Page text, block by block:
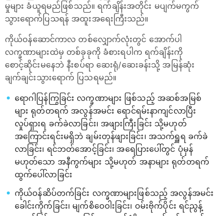
မှုများ ခံယူရမည်ဖြစ်သည်။ ရက်ချိန်းအတိုင်း မပျက်မကွက်
သွားရောက်ပြသရန် အထူးအရေးကြီးသည်။
ကိုယ်ဝန်ဆောင်ကာလ တစ်လျှောက်လုံးတွင် အောက်ပါ
လက္ခဏာများထဲမှ တစ်ခုခုကို ခံစားရပါက ရက်ချိန်းကို
စောင့်ဆိုင်းမနေဘဲ နီးစပ်ရာ ဆေးရုံ/ဆေးခန်းသို့ အမြန်ဆုံး
ချက်ချင်းသွားရောက် ပြသရမည်။
ရောဂါပြန်ကြွခြင်း လက္ခဏာများ ဖြစ်သည့် အဆစ်အမြစ်
များ ရုတ်တရက် အလွန်အမင်း ရောင်ရမ်းနာကျင်လာပြီး
လှုပ်ရှားရ ခက်ခဲလာခြင်း၊ အဖျားကြီးခြင်း သို့မဟုတ်
အကြောင်းရင်းမရှိဘဲ ချမ်းတုန်ဖျားခြင်း၊ အသက်ရှူရ ခက်ခဲ
လာခြင်း၊ ရင်ဘတ်အောင့်ခြင်း၊ အရေပြားပေါ်တွင် ပုံမှန်
မဟုတ်သော အနီကွက်များ သို့မဟုတ် အနာများ ရုတ်တရက်
ထွက်ပေါ်လာခြင်း
ကိုယ်ဝန်ဆိပ်တက်ခြင်း လက္ခဏာများဖြစ်သည့် အလွန်အမင်း
ခေါင်းကိုက်ခြင်း၊ မျက်စိဝေဝါးခြင်း၊ ဝမ်းဗိုက်ပိုင်း ရင်ညွန့်